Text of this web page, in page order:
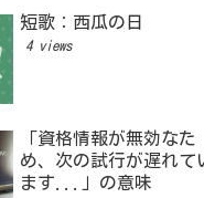
短歌：西瓜の日
4 views
「資格情報が無効なた
め、次の試行が遅れて
ます...」の意味